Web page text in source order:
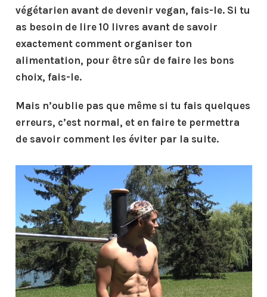
végétarien avant de devenir vegan, fais-le. Si tu
as besoin de lire 10 livres avant de savoir
exactement comment organiser ton
alimentation, pour être sûr de faire les bons
choix, fais-le.
Mais n’oublie pas que même si tu fais quelques
erreurs, c’est normal, et en faire te permettra
de savoir comment les éviter par la suite.